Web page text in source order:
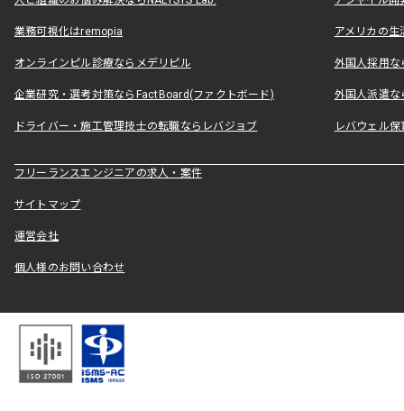
業務可視化はremopia アメリカの
オンラインピル診療ならメデリピル 外国人採用
企業研究・選考対策ならFactBoard(ファクトボード) 外国人派遣な
ドライバー・施工管理技士の転職ならレバジョブ レバウェル
フリーランスエンジニアの求人・案件
サイトマップ
運営会社
個人様のお問い合わせ